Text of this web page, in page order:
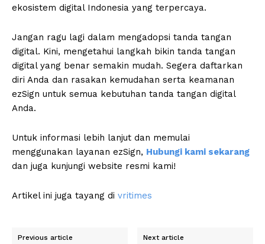
ekosistem digital Indonesia yang terpercaya.
Jangan ragu lagi dalam mengadopsi tanda tangan
digital. Kini, mengetahui langkah bikin tanda tangan
digital yang benar semakin mudah. Segera daftarkan
diri Anda dan rasakan kemudahan serta keamanan
ezSign untuk semua kebutuhan tanda tangan digital
Anda.
Untuk informasi lebih lanjut dan memulai
menggunakan layanan ezSign, Hubungi kami sekarang
dan juga kunjungi website resmi kami!
Artikel ini juga tayang di vritimes
Previous article Next article